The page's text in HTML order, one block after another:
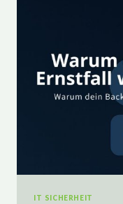
IT SICHERHEIT